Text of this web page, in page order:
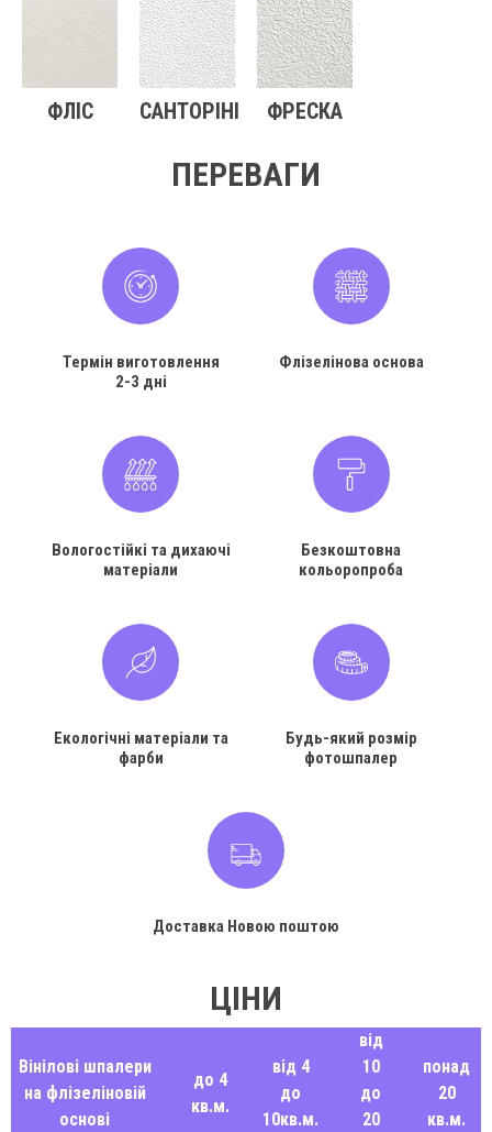
ФЛІС САНТОРІНІ ФРЕСКА
ПЕРЕВАГИ
Термін виготовлення
2-3 дні
Флізелінова основа
Вологостійкі та дихаючі
матеріали
Безкоштовна
кольоропроба
Екологічні матеріали та
фарби
Будь-який розмір
фотошпалер
Доставка Новою поштою
ЦІНИ
Вінілові шпалери
на флізеліновій
основі
до 4
кв.м.
від 4
до
10кв.м.
від
10
до
20
понад
20
кв.м.